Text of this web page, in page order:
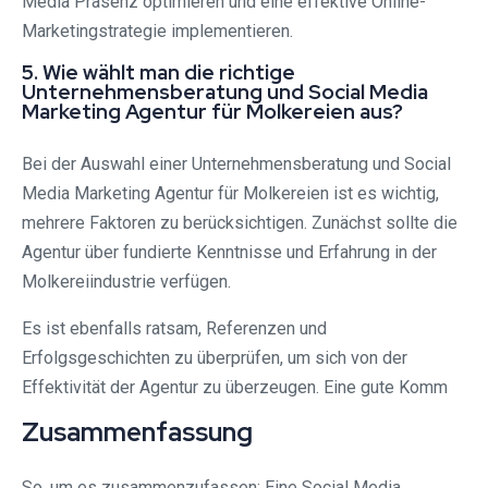
Marketingstrategie implementieren.
5. Wie wählt man die richtige
Unternehmensberatung und Social Media
Marketing Agentur für Molkereien aus?
Bei der Auswahl einer Unternehmensberatung und Social
Media Marketing Agentur für Molkereien ist es wichtig,
mehrere Faktoren zu berücksichtigen. Zunächst sollte die
Agentur über fundierte Kenntnisse und Erfahrung in der
Molkereiindustrie verfügen.
Es ist ebenfalls ratsam, Referenzen und
Erfolgsgeschichten zu überprüfen, um sich von der
Effektivität der Agentur zu überzeugen. Eine gute Komm
Zusammenfassung